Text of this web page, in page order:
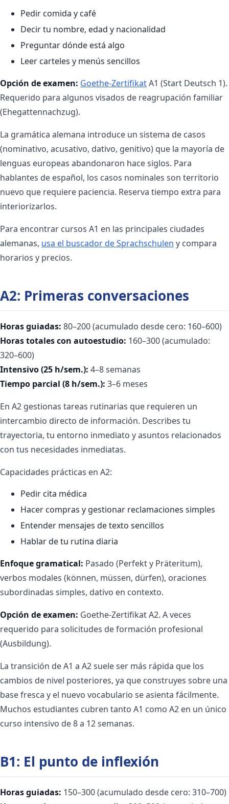
Pedir comida y café
Decir tu nombre, edad y nacionalidad
Preguntar dónde está algo
Leer carteles y menús sencillos
Opción de examen: Goethe-ZertifikatA1 (Start Deutsch 1).
Requerido para algunos visados de reagrupación familiar
(Ehegattennachzug).
La gramática alemana introduce un sistema de casos
(nominativo, acusativo, dativo, genitivo) que la mayoría de
lenguas europeas abandonaron hace siglos. Para
hablantes de español, los casos nominales son territorio
nuevo que requiere paciencia. Reserva tiempo extra para
interiorizarlos.
Para encontrar cursos A1 en las principales ciudades
alemanas, usa el buscador de Sprachschulen y compara
horarios y precios.
A2: Primeras conversaciones
Horas guiadas: 80–200 (acumulado desde cero: 160–600)
Horas totales con autoestudio: 160–300 (acumulado:
320–600)
Intensivo (25 h/sem.): 4–8 semanas
Tiempo parcial (8 h/sem.): 3–6 meses
En A2 gestionas tareas rutinarias que requieren un
intercambio directo de información. Describes tu
trayectoria, tu entorno inmediato y asuntos relacionados
con tus necesidades inmediatas.
Capacidades prácticas en A2:
Pedir cita médica
Hacer compras y gestionar reclamaciones simples
Entender mensajes de texto sencillos
Hablar de tu rutina diaria
Enfoque gramatical: Pasado (Perfekt y Präteritum),
verbos modales (können, müssen, dürfen), oraciones
subordinadas simples, dativo en contexto.
Opción de examen: Goethe-Zertifikat A2. A veces
requerido para solicitudes de formación profesional
(Ausbildung).
La transición de A1 a A2 suele ser más rápida que los
cambios de nivel posteriores, ya que construyes sobre una
base fresca y el nuevo vocabulario se asienta fácilmente.
Muchos estudiantes cubren tanto A1 como A2 en un único
curso intensivo de 8 a 12 semanas.
B1: El punto de inflexión
Horas guiadas: 150–300 (acumulado desde cero: 310–700)